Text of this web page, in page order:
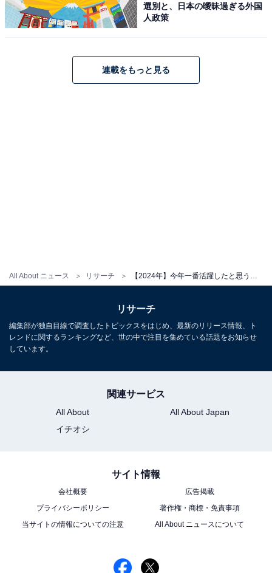
All About ニュース リサーチ 【2024年】今年一番活躍したと思う女性俳優ランキング！ 2位「松本若菜」を抑えた1位は？
選別と、日本の曖昧過ぎる外国
人政策
連載をもっと見る
リサーチ
編集部が独自目線で調査したトピックスをはじめ、最新のリリース情報、ト
レンドに関するランキングなど、世の中で注目を集めている話題をお知らせ
しています。
関連サービス
All About
All About Japan
イチオシ
サイト情報
会社概要
広告掲載
プライバシーポリシー
著作権・商標・免責事項
当サイトの情報についての注意
All About ニュースについて